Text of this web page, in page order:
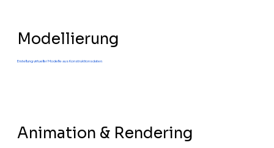
Modellierung
Erstellung virtueller Modelle aus Konstruktionsdaten.
Animation & Rendering